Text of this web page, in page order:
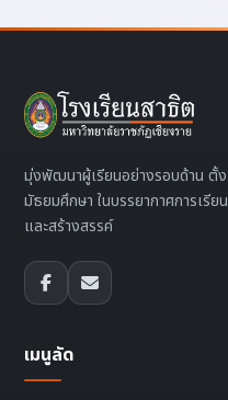
มุ่งพัฒนาผู้เรียนอย่างรอบด้าน ตั้
มัธยมศึกษา ในบรรยากาศการเรี
และสร้างสรรค์
เมนูลัด